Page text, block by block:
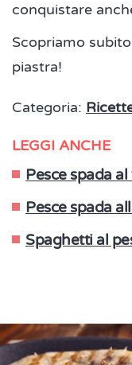
conquistare
Scopriamo
piastra!
Categoria:
LEGGI ANCHE
Pesce spada
Pesce spada
Spaghetti al